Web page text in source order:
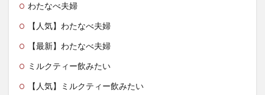
わたなべ夫婦
【人気】わたなべ夫婦
【最新】わたなべ夫婦
ミルクティー飲みたい
【人気】ミルクティー飲みたい